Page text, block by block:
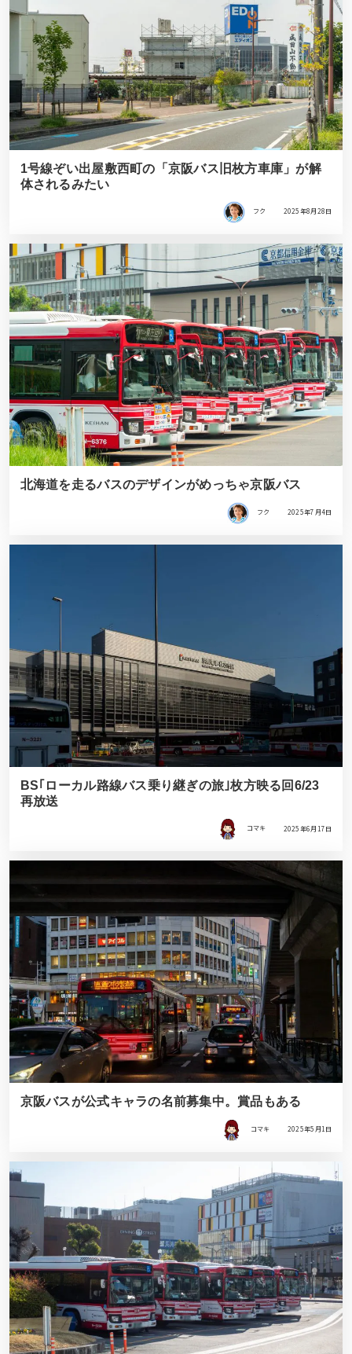
1号線ぞい出屋敷西町の「京阪バス旧枚方車庫」が解
体されるみたい
フク 2025年8月28日
北海道を走るバスのデザインがめっちゃ京阪バス
フク 2025年7月4日
BS｢ローカル路線バス乗り継ぎの旅｣枚方映る回6/23
再放送
コマキ 2025年6月17日
京阪バスが公式キャラの名前募集中。賞品もある
コマキ 2025年5月1日